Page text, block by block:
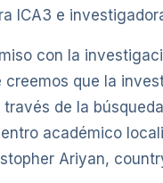
ICA3 e
con la
que la
de la
académico
Ariyan,